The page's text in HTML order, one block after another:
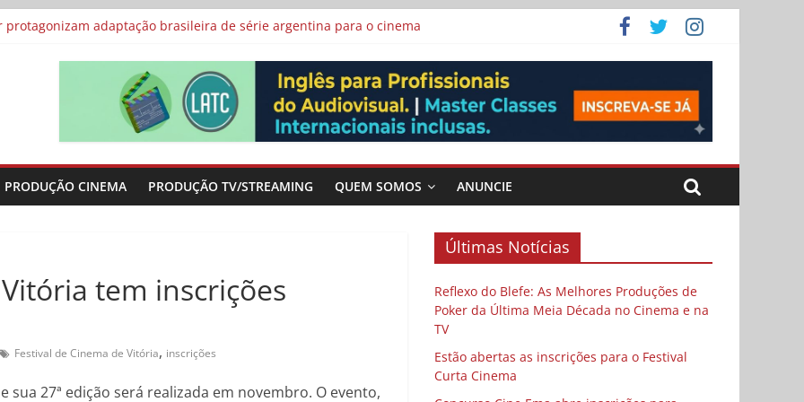
adaptação brasileira de série argentina para o cinema
Poker da Última Meia Década no Cinema e na TV
Cinema
de escolas públicas
PRODUÇÃO CINEMA PRODUÇÃO TV/STREAMING QUEM SOMOS ANUNCIE
tem inscrições
Festival de Cinema de Vitória, inscrições
sua 27ª edição será realizada em novembro. O evento,
Últimas Notícias
Reflexo do Blefe: As Melhores Produções de
Poker da Última Meia Década no Cinema e na
TV
Estão abertas as inscrições para o Festival
Curta Cinema